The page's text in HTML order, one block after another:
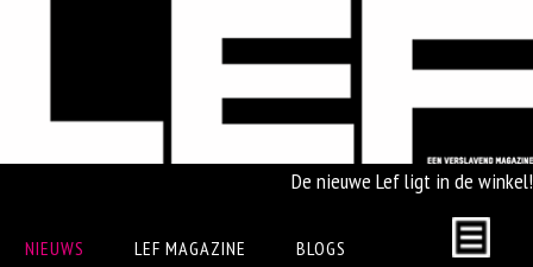
De nieuwe Lef ligt in de winkel!
NIEUWS LEF MAGAZINE BLOGS